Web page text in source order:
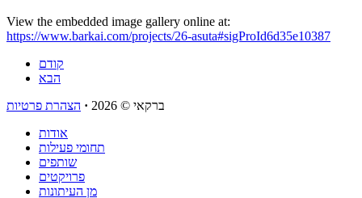
View the embedded image gallery online at:
https://www.barkai.com/projects/26-asuta#sigProId6d35e10387
קודם
הבא
ברקאי © 2026
· הצהרת פרטיות
אודות
תחומי פעילות
שותפים
פרויקטים
מן העיתונות